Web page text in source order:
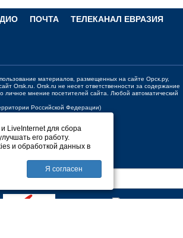
ПОЧТА ТЕЛЕКАНАЛ ЕВРАЗИЯ
материалов, размещенных на сайте Орск.ру,
Orsk.ru Orsk.ru не несет ответственности за содержание
мнение посетителей сайта. Любой автоматический
Российской Федерации)
LiveInternet для сбора
его работу.
и обработкой данных в
Я согласен